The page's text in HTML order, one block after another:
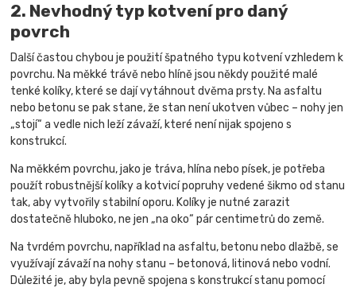
2. Nevhodný typ kotvení pro daný
povrch
Další častou chybou je použití špatného typu kotvení vzhledem k
povrchu. Na měkké trávě nebo hlíně jsou někdy použité malé
tenké kolíky, které se dají vytáhnout dvěma prsty. Na asfaltu
nebo betonu se pak stane, že stan není ukotven vůbec – nohy jen
„stojí“ a vedle nich leží závaží, které není nijak spojeno s
konstrukcí.
Na měkkém povrchu, jako je tráva, hlína nebo písek, je potřeba
použít robustnější kolíky a kotvicí popruhy vedené šikmo od stanu
tak, aby vytvořily stabilní oporu. Kolíky je nutné zarazit
dostatečně hluboko, ne jen „na oko“ pár centimetrů do země.
Na tvrdém povrchu, například na asfaltu, betonu nebo dlažbě, se
využívají závaží na nohy stanu – betonová, litinová nebo vodní.
Důležité je, aby byla pevně spojena s konstrukcí stanu pomocí